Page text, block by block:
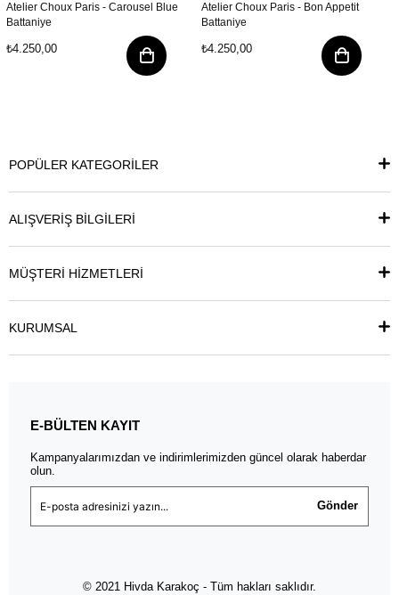
Atelier Choux Paris - Carousel Blue
Battaniye
₺4.250,00
Atelier Choux Paris - Bon Appetit
Battaniye
₺4.250,00
POPÜLER KATEGORİLER
ALIŞVERİŞ BİLGİLERİ
MÜŞTERİ HİZMETLERİ
KURUMSAL
E-BÜLTEN KAYIT
Kampanyalarımızdan ve indirimlerimizden güncel olarak haberdar
olun.
Gönder
© 2021 Hivda Karakoç - Tüm hakları saklıdır.